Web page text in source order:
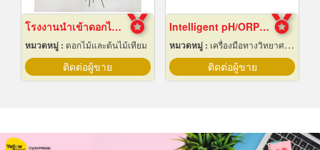
โรงงานนำเข้าดอกไม้ปลอม
หมวดหมู่ : ดอกไม้และต้นไม้เทียม
ติดต่อผู้ขาย
Intelligent pH/ORP Transmitter PC-3110 Series
หมวดหมู่ : เครื่องมือทางวิทยาศาสตร์
ติดต่อผู้ขาย